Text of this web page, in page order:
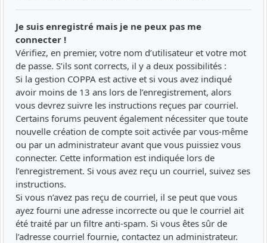
Je suis enregistré mais je ne peux pas me
connecter !
Vérifiez, en premier, votre nom d’utilisateur et votre mot
de passe. S’ils sont corrects, il y a deux possibilités :
Si la gestion COPPA est active et si vous avez indiqué
avoir moins de 13 ans lors de l’enregistrement, alors
vous devrez suivre les instructions reçues par courriel.
Certains forums peuvent également nécessiter que toute
nouvelle création de compte soit activée par vous-même
ou par un administrateur avant que vous puissiez vous
connecter. Cette information est indiquée lors de
l’enregistrement. Si vous avez reçu un courriel, suivez ses
instructions.
Si vous n’avez pas reçu de courriel, il se peut que vous
ayez fourni une adresse incorrecte ou que le courriel ait
été traité par un filtre anti-spam. Si vous êtes sûr de
l’adresse courriel fournie, contactez un administrateur.